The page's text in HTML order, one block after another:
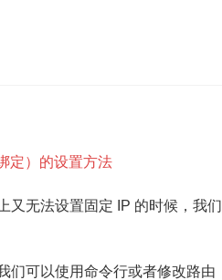
定）的设置方法
又无法设置固定 IP 的时候，我们
们可以使用命令行或者修改路由